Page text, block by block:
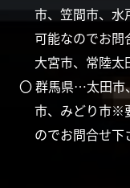
市、笠間市、
可能なのでお問
大宮市、常陸
〇 群馬県…太田市
市、みどり市※
のでお問合せ